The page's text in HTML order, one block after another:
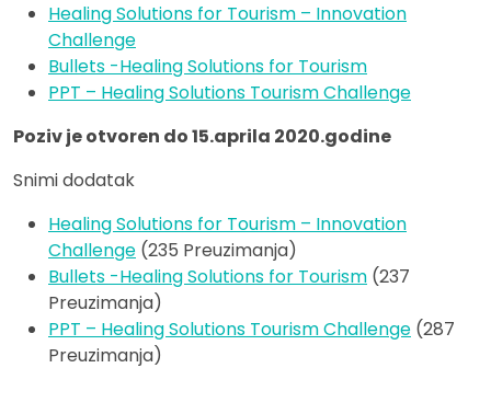
Healing Solutions for Tourism – Innovation
Challenge
Bullets -Healing Solutions for Tourism
PPT – Healing Solutions Tourism Challenge
Poziv je otvoren do 15.aprila 2020.godine
Snimi dodatak
Healing Solutions for Tourism – Innovation
Challenge (235 Preuzimanja)
Bullets -Healing Solutions for Tourism (237
Preuzimanja)
PPT – Healing Solutions Tourism Challenge (287
Preuzimanja)